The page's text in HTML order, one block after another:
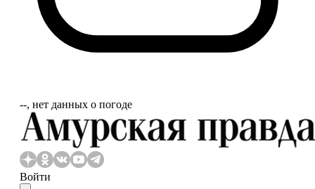
‐‐, нет данных о погоде
Войти